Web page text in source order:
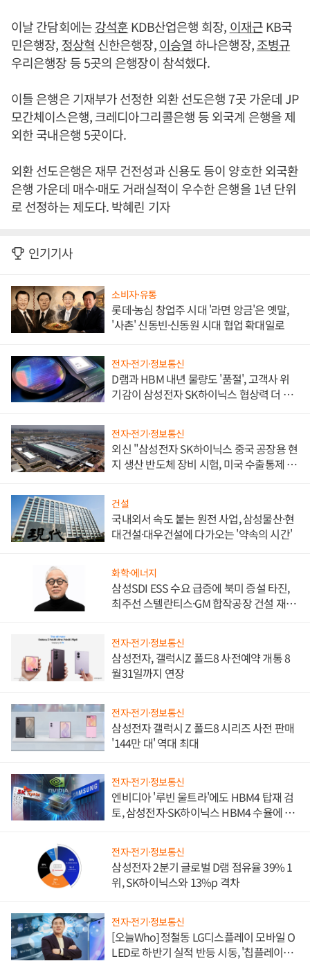
이날 간담회에는강석훈KDB산업은행 회장, 이재근KB국
민은행장, 정상혁 신한은행장,이승열하나은행장,조병규
우리은행장 등 5곳의 은행장이 참석했다.
이들 은행은 기재부가 선정한 외환 선도은행 7곳 가운데 JP
모간체이스은행, 크레디아그리콜은행 등 외국계 은행을 제
외한 국내은행 5곳이다.
외환 선도은행은 재무 건전성과 신용도 등이 양호한 외국환
은행 가운데 매수·매도 거래실적이 우수한 은행을 1년 단위
로 선정하는 제도다. 박혜린 기자
인기기사
소비자·유통
롯데·농심 창업주 시대 '라면 앙금'은 옛말,
'사촌' 신동빈·신동원 시대 협업 확대일로
전자·전기·정보통신
D램과 HBM 내년 물량도 '품절', 고객사 위
기감이 삼성전자 SK하이닉스 협상력 더 키
전자·전기·정보통신
외신 "삼성전자 SK하이닉스 중국 공장용 현
지 생산 반도체 장비 시험, 미국 수출통제 대
건설
국내외서 속도 붙는 원전 사업, 삼성물산·현
대건설·대우건설에 다가오는 '약속의 시간'
화학·에너지
삼성SDI ESS 수요 급증에 북미 증설 타진,
최주선 스텔란티스·GM 합작공장 건설 재추
전자·전기·정보통신
삼성전자, 갤럭시Z 폴드8 사전예약 개통 8
월31일까지 연장
전자·전기·정보통신
삼성전자 갤럭시 Z 폴드8 시리즈 사전 판매
'144만 대' 역대 최대
전자·전기·정보통신
엔비디아 '루빈 울트라'에도 HBM4 탑재 검
토, 삼성전자·SK하이닉스 HBM4 수율에 주
전자·전기·정보통신
삼성전자 2분기 글로벌 D램 점유율 39% 1
위, SK하이닉스와 13%p 격차
전자·전기·정보통신
[오늘Who] 정철동 LG디스플레이 모바일 O
LED로 하반기 실적 반등 시동, '칩플레이